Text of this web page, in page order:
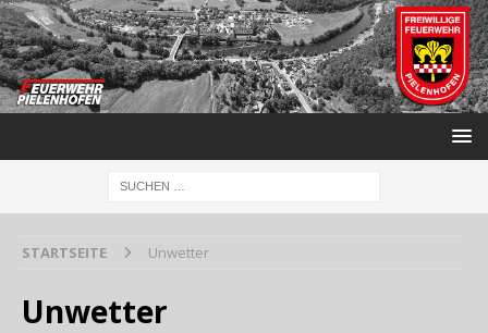
STARTSEITE Unwetter
Unwetter